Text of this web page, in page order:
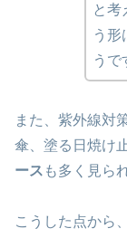
と考
う形
うで
また、紫外線対
傘、塗る日焼け
ース も多く見ら
こうした点から